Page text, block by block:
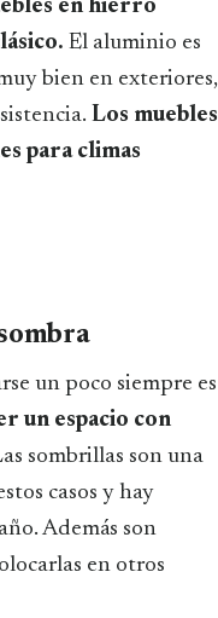
en hierro
El aluminio es
bien en exteriores,
Los muebles
para climas
un poco siempre es
un espacio con
sombrillas son una
casos y hay
Además son
en otros